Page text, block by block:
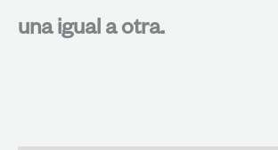
una igual a otra.